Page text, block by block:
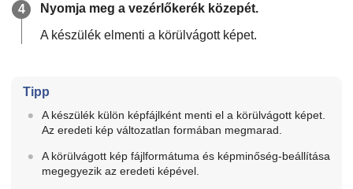
Nyomja meg a vezérlőkerék közepét.
A készülék elmenti a körülvágott képet.
Tipp
A készülék külön képfájlként menti el a körülvágott képet.
Az eredeti kép változatlan formában megmarad.
A körülvágott kép fájlformátuma és képminőség-beállítása
megegyezik az eredeti képével.